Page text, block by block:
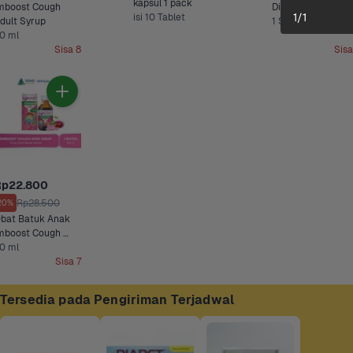
Cough
ml
Sisa 8
kapsul 1 pack
isi 10 Tablet
Diapet
1 Strip (10 Tablet)
Rp28.500
Batuk Anak
Cough
Sirup Cherry
ml
Sisa 7
Tersedia pada Pengiriman Terjadwal
1/1